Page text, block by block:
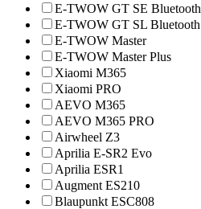
E-TWOW GT SE Bluetooth
E-TWOW GT SL Bluetooth
E-TWOW Master
E-TWOW Master Plus
Xiaomi M365
Xiaomi PRO
AEVO M365
AEVO M365 PRO
Airwheel Z3
Aprilia E-SR2 Evo
Aprilia ESR1
Augment ES210
Blaupunkt ESC808